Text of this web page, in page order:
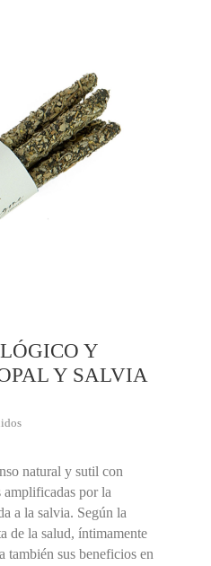
Y
Y SALVIA
natural y sutil con
amplificadas por la
a la salvia. Según la
de la salud, íntimamente
también sus beneficios en